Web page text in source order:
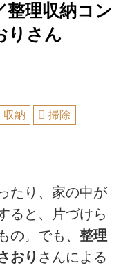
整理収納コン
りさん
収納
掃除
たり、家の中が
ると、片づけら
の。でも、 整理
おり さんによる